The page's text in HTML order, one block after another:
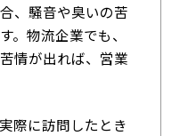
、騒音や臭いの苦
。物流企業でも、
情が出れば、営業
際に訪問したとき